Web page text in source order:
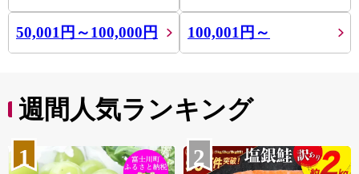
50,001円～100,000円 100,001円～
週間人気ランキング
1 2